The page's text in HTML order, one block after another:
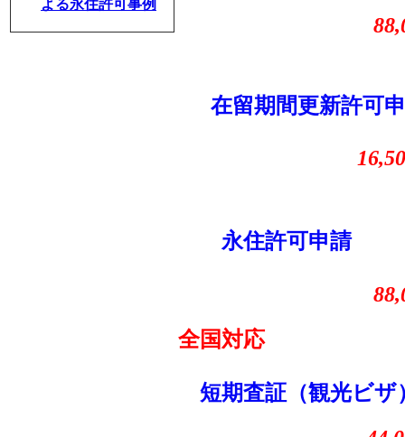
よる永住許可事例
88,000
在留期間更新許可
永住許可申請
全国対応
短期査証（観光ビザ